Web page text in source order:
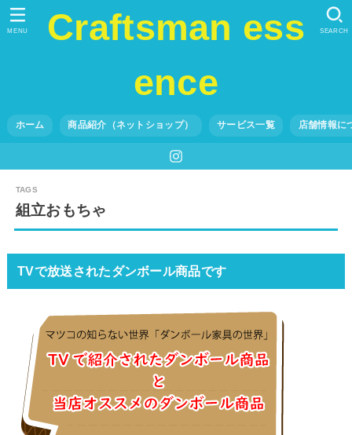
Craftsman ess
ence
ホーム 商品紹介（ネットショップ） サービス一覧 店舗情報に
SEARCH
MENU
組立おもちゃ
TVで放送されたダンボール商品です